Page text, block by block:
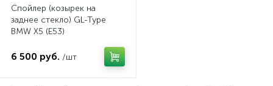
Спойлер (козырек на
заднее стекло) GL-Type
BMW X5 (E53)
6 500 руб. /шт